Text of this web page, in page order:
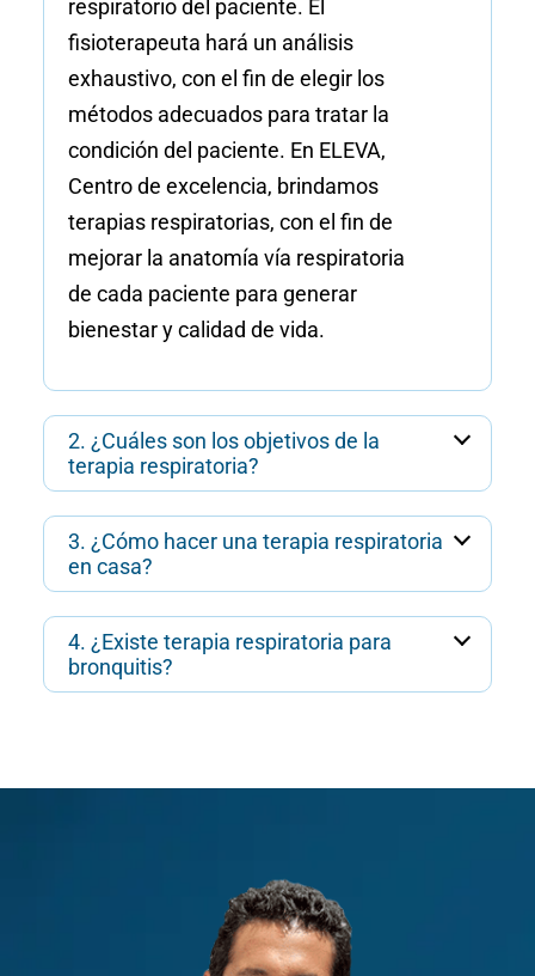
respiratorio del paciente. El
fisioterapeuta hará un análisis
exhaustivo, con el fin de elegir los
métodos adecuados para tratar la
condición del paciente. En ELEVA,
Centro de excelencia, brindamos
terapias respiratorias, con el fin de
mejorar la anatomía vía respiratoria
de cada paciente para generar
bienestar y calidad de vida.
2. ¿Cuáles son los objetivos de la
terapia respiratoria?
3. ¿Cómo hacer una terapia respiratoria
en casa?
4. ¿Existe terapia respiratoria para
bronquitis?